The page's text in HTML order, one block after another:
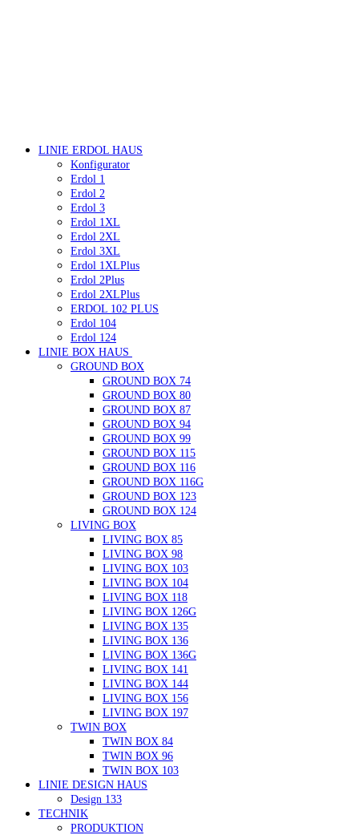
LINIE ERDOL HAUS
Konfigurator
Erdol 1
Erdol 2
Erdol 3
Erdol 1XL
Erdol 2XL
Erdol 3XL
Erdol 1XLPlus
Erdol 2Plus
Erdol 2XLPlus
ERDOL 102 PLUS
Erdol 104
Erdol 124
LINIE BOX HAUS
GROUND BOX
GROUND BOX 74
GROUND BOX 80
GROUND BOX 87
GROUND BOX 94
GROUND BOX 99
GROUND BOX 115
GROUND BOX 116
GROUND BOX 116G
GROUND BOX 123
GROUND BOX 124
LIVING BOX
LIVING BOX 85
LIVING BOX 98
LIVING BOX 103
LIVING BOX 104
LIVING BOX 118
LIVING BOX 126G
LIVING BOX 135
LIVING BOX 136
LIVING BOX 136G
LIVING BOX 141
LIVING BOX 144
LIVING BOX 156
LIVING BOX 197
TWIN BOX
TWIN BOX 84
TWIN BOX 96
TWIN BOX 103
LINIE DESIGN HAUS
Design 133
TECHNIK
PRODUKTION